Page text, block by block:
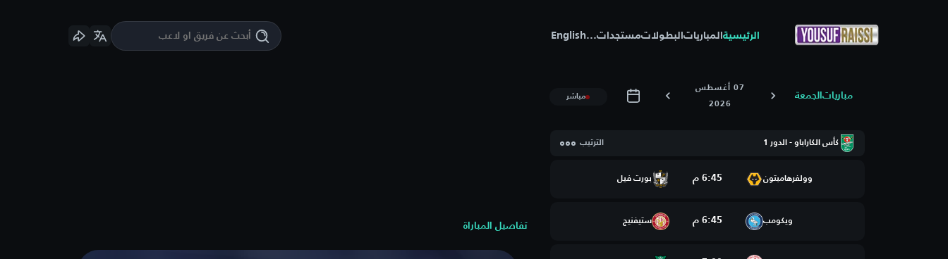
الرئيسيةالمبارياتالبطولاتمستجدات...
English
مبارياتالجمعة
07 أغسطس
2026
مباشر
كأس الكاراباو - الدور 1 الترتيب
وولفرهامبتون 6:45 م بورت فيل
ويكومب 6:45 م ستيفنيج تفاصيل المباراة